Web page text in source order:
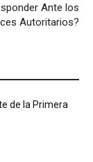
Ante los
Autoritarios?
de la Primera